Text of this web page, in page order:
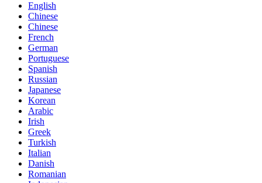
English
Chinese
Chinese
French
German
Portuguese
Spanish
Russian
Japanese
Korean
Arabic
Irish
Greek
Turkish
Italian
Danish
Romanian